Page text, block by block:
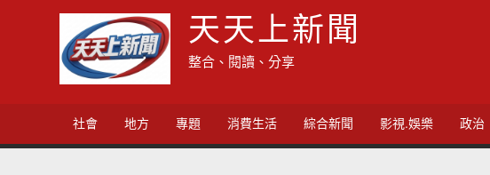
天天上新聞
整合、閱讀、分享
社會 地方 專題 消費生活 綜合新聞 影視.娛樂 政治